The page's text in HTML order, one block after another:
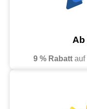
Ab
9 % Rabatt auf